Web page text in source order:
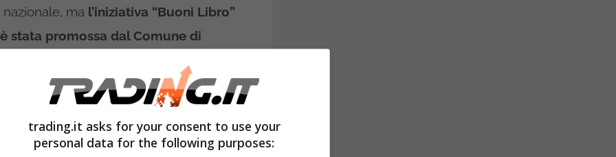
ma l’iniziativa “Buoni Libro”
stata promossa dal Comune di
a gran voce, poiché significa avere la
al fine di sostenere le famiglie meno
guida alla compilazione e inoltro della
trading.it asks for your consent to use your
personal data for the following purposes: